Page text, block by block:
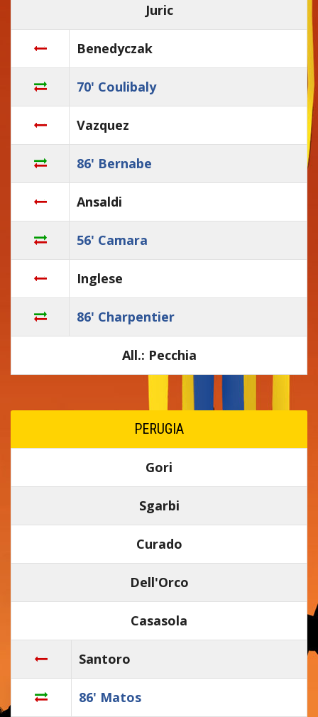
Juric
Benedyczak
70' Coulibaly
Vazquez
86' Bernabe
Ansaldi
56' Camara
Inglese
86' Charpentier
All.: Pecchia
PERUGIA
Gori
Sgarbi
Curado
Dell'Orco
Casasola
Santoro
86' Matos